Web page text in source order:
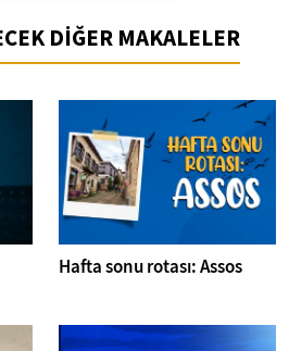
DİĞER MAKALELER
Hafta sonu rotası: Assos